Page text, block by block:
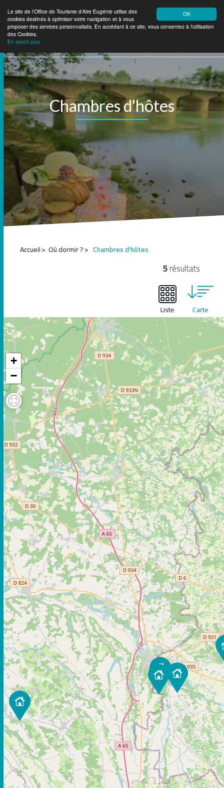
OK
Le site de l'Office de Tourisme d'Aire Eugénie utilise des
cookies destinés à optimiser votre navigation et à vous
proposer des services personnalisés. En accédant à ce site, vous consentez à l'utilisation
des Cookies.
En savoir plus
TourismeAire Eugénie
Chambres d'hôtes
Accueil Où dormir ? Chambres d'hôtes
5résultats
Liste Carte
+
−